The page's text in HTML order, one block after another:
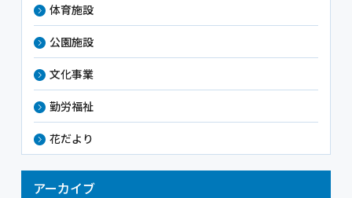
体育施設
公園施設
文化事業
勤労福祉
花だより
アーカイブ